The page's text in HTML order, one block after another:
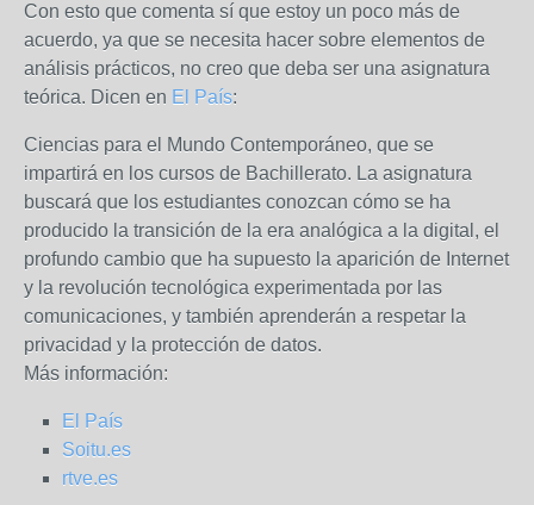
Con esto que comenta sí que estoy un poco más de
acuerdo, ya que se necesita hacer sobre elementos de
análisis prácticos, no creo que deba ser una asignatura
teórica. Dicen en El País:
Ciencias para el Mundo Contemporáneo, que se
impartirá en los cursos de Bachillerato. La asignatura
buscará que los estudiantes conozcan cómo se ha
producido la transición de la era analógica a la digital, el
profundo cambio que ha supuesto la aparición de Internet
y la revolución tecnológica experimentada por las
comunicaciones, y también aprenderán a respetar la
privacidad y la protección de datos.
Más información:
El País
Soitu.es
rtve.es